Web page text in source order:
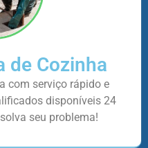
de Cozinha
com serviço rápido e
disponíveis 24
seu problema!